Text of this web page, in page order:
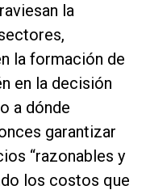
la
la formación de
en la decisión
a dónde
garantizar
“razonables y
los costos que